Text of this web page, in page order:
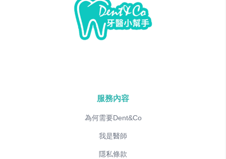
服務內容
為何需要Dent&Co
我是醫師
隱私條款